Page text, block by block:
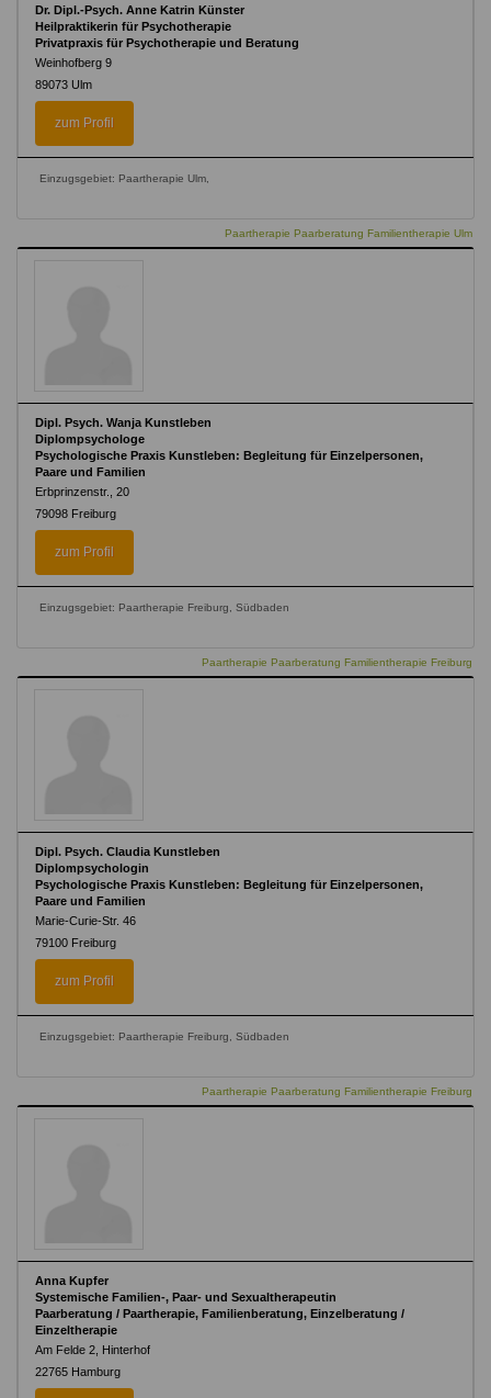
Dr. Dipl.-Psych. Anne Katrin Künster
Heilpraktikerin für Psychotherapie
Privatpraxis für Psychotherapie und Beratung
Weinhofberg 9
89073 Ulm
zum Profil
Einzugsgebiet: Paartherapie Ulm,
Paartherapie Paarberatung Familientherapie Ulm
Dipl. Psych. Wanja Kunstleben
Diplompsychologe
Psychologische Praxis Kunstleben: Begleitung für Einzelpersonen,
Paare und Familien
Erbprinzenstr., 20
79098 Freiburg
zum Profil
Einzugsgebiet: Paartherapie Freiburg, Südbaden
Paartherapie Paarberatung Familientherapie Freiburg
Dipl. Psych. Claudia Kunstleben
Diplompsychologin
Psychologische Praxis Kunstleben: Begleitung für Einzelpersonen,
Paare und Familien
Marie-Curie-Str. 46
79100 Freiburg
zum Profil
Einzugsgebiet: Paartherapie Freiburg, Südbaden
Paartherapie Paarberatung Familientherapie Freiburg
Anna Kupfer
Systemische Familien-, Paar- und Sexualtherapeutin
Paarberatung / Paartherapie, Familienberatung, Einzelberatung /
Einzeltherapie
Am Felde 2, Hinterhof
22765 Hamburg